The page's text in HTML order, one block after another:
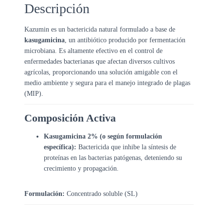
Descripción
Kazumin es un bactericida natural formulado a base de
kasugamicina , un antibiótico producido por fermentación
microbiana. Es altamente efectivo en el control de
enfermedades bacterianas que afectan diversos cultivos
agrícolas, proporcionando una solución amigable con el
medio ambiente y segura para el manejo integrado de plagas
(MIP).
Composición Activa
Kasugamicina 2% (o según formulación
específica): Bactericida que inhibe la síntesis de
proteínas en las bacterias patógenas, deteniendo su
crecimiento y propagación.
Formulación: Concentrado soluble (SL)